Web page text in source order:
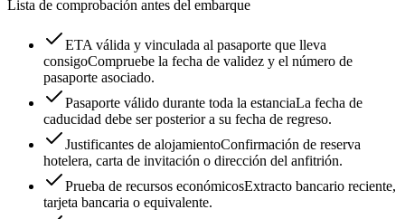
Lista de comprobación antes del embarque
ETA válida y vinculada al pasaporte que lleva
consigoCompruebe la fecha de validez y el número de
pasaporte asociado.
Pasaporte válido durante toda la estanciaLa fecha de
caducidad debe ser posterior a su fecha de regreso.
Justificantes de alojamientoConfirmación de reserva
hotelera, carta de invitación o dirección del anfitrión.
Prueba de recursos económicosExtracto bancario reciente,
tarjeta bancaria o equivalente.